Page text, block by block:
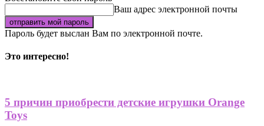
Ваш адрес электронной почты
Пароль будет выслан Вам по электронной почте.
Это интересно!
5 причин приобрести детские игрушки Orange
Toys